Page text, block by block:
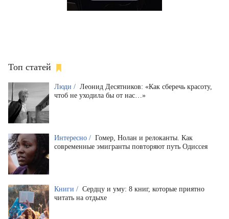
Топ статей
Люди / Леонид Десятников: «Как сберечь красоту,
чтоб не уходила бы от нас…»
Интересно / Гомер, Нолан и релоканты. Как
современные эмигранты повторяют путь Одиссея
Книги / Сердцу и уму: 8 книг, которые приятно
читать на отдыхе